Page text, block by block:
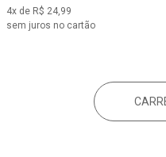
4x de R$ 24,99
sem juros no cartão